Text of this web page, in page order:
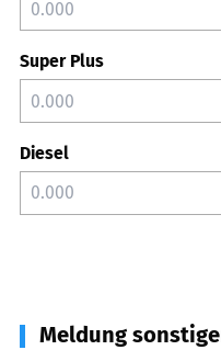
Super Plus
Diesel
Meldung